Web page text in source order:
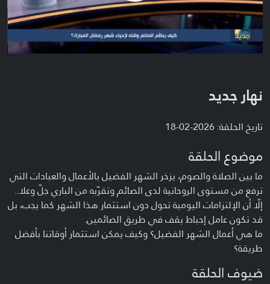
نهار جديد
تاريخ الحلقة: 2026-02-18
موضوع الحلقة
ما بين الصلاة والصوم، يزخر الشهر الفضيل بالأعمال والعبادات التي
ترفع من مستوى الروحانية لدى الصائم وتقرّبه من الباري جلّ وعلا..
إلّا أن الإلتزامات اليومية تحول دون استثمار هذا الشهر كما يجب، بل
قد تكون عامل إحباط يقف في طريق الصائمين.
ما هي أعمال الشهر الفضيل؟ وكيف يمكن استثمار أوقاتنا بأفضل
طريقة؟
ضيوف الحلقة